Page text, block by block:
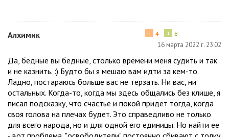
Алхимик + 8
− 4
16 марта 2022 г. 23:02
Да, бедные вы бедные, столько времени меня судить и так
и не казнить. :) Будто бы я мешаю вам идти за кем-то.
Ладно, постараюсь больше вас не терзать. Ни вас, ни
остальных. Когда-то, когда мы здесь общались без клише, я
писал подсказку, что счастье и покой придет тогда, когда
своя голова на плечах будет. Это справедливо не только
для всего народа, но и для одной его единицы. Но найти ее